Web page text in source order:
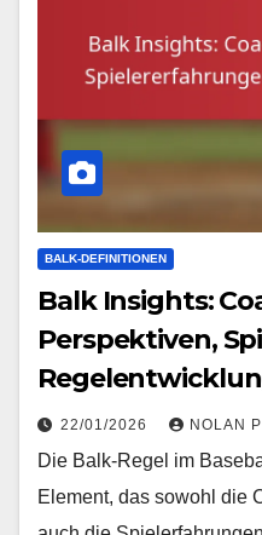
BALK-DEFINITIONEN
Balk Insights:
Perspektiven,
22/01/2026 NOLAN
Die Balk-Regel im
Element, das sowohl die